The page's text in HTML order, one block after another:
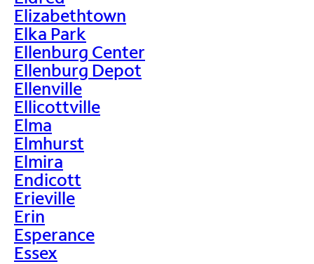
Elizabethtown
Elka Park
Ellenburg Center
Ellenburg Depot
Ellenville
Ellicottville
Elma
Elmhurst
Elmira
Endicott
Erieville
Erin
Esperance
Essex